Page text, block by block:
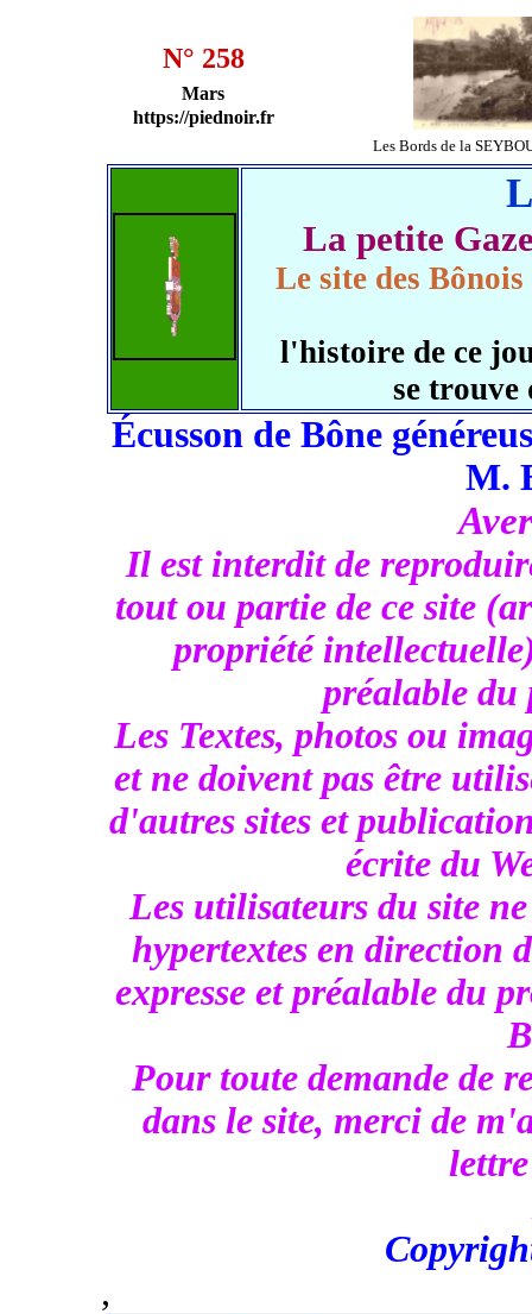
N° 258
Mars
https://piednoir.fr
Les Bords de la
La petite
Le site des
l'histoire de ce
se trouve
Écusson de Bône
M.
Il est interdit de
tout ou partie de ce site
propriété
préalable du
Les Textes, photos ou
et ne doivent pas être
d'autres sites et
écrite du
Les utilisateurs du site
hypertextes en direction
expresse et préalable du
Pour toute demande de
dans le site, merci de
,